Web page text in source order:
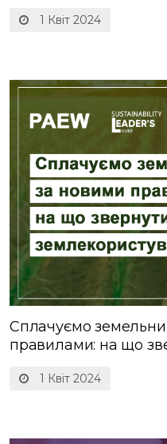
1 Квіт 2024
1 Квіт 2024
Сплачуємо
правилами: на що